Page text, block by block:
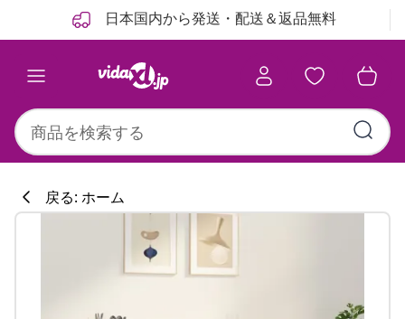
日本国内から発送・配送＆返品無料
戻る: ホーム